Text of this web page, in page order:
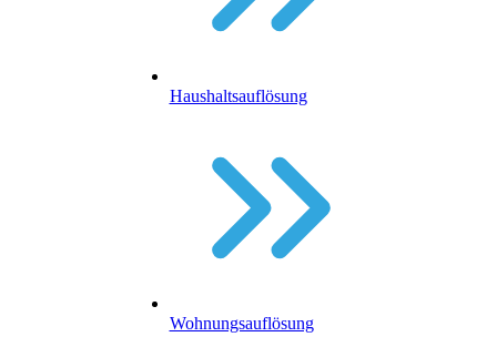
Haushaltsauflösung
Wohnungsauflösung